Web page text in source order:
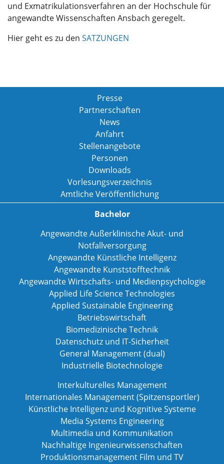
und Exmatrikulationsverfahren an der Hochschule für
angewandte Wissenschaften Ansbach geregelt.
Hier geht es zu den SATZUNGEN
Presse
Partnerschaften
News
Anfahrt
Stellenangebote
Personen
Downloads
Vorlesungsverzeichnis
Amtliche Veröffentlichung
Bachelor
Angewandte Außerklinische Akut- und
Notfallversorgung
Angewandte Künstliche Intelligenz
Angewandte Kunststofftechnik
Angewandte Wirtschafts- und Medienpsychologie
Applied Life Science Technologies
Applied Sustainable Engineering
Betriebswirtschaft
Biomedizinische Technik
Datenschutz und IT-Sicherheit
General Management (dual)
Industrielle Biotechnologie
Interkulturelles Management
Internationales Management (Spitzensportler)
Künstliche Intelligenz und Kognitive Systeme
Media Systems Engineering
Multimedia und Kommunikation
Nachhaltige Ingenieurwissenschaften
Produktionsmanagement Film und TV